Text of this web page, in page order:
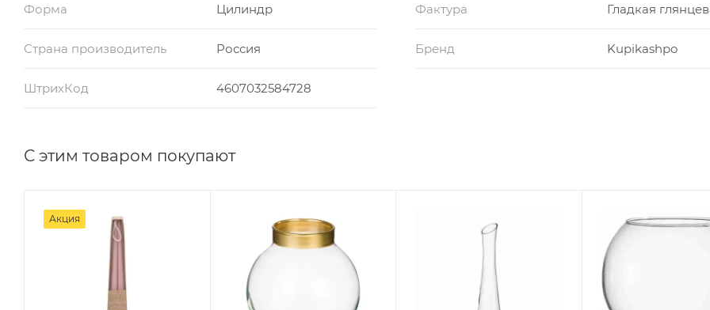
Форма Цилиндр Фактура Гладкая
Страна производитель Россия Бренд Kupikashpo
ШтрихКод 4607032584728
С этим товаром покупают
Акция